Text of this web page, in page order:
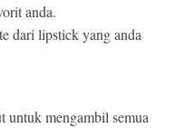
anda.
dari lipstick yang anda
untuk mengambil semua